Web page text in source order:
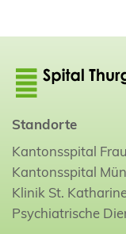
Standorte
Kantonsspital
Kantonsspital
Klinik St.
Psychiatrische